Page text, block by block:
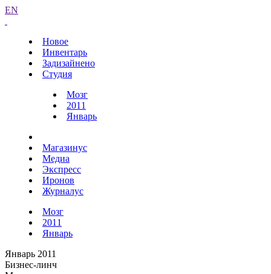
EN
Новое
Инвентарь
Задизайнено
Студия
Мозг
2011
Январь
Магазинус
Медиа
Экспресс
Иронов
Журналус
Мозг
2011
Январь
Январь 2011
Бизнес-линч